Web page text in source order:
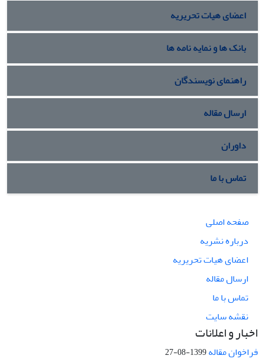
اعضای هیات تحریریه
بانک ها و نمایه نامه ها
راهنمای نویسندگان
ارسال مقاله
داوران
تماس با ما
صفحه اصلی
درباره نشریه
اعضای هیات تحریریه
ارسال مقاله
تماس با ما
نقشه سایت
اخبار و اعلانات
فراخوان مقاله1399-08-27